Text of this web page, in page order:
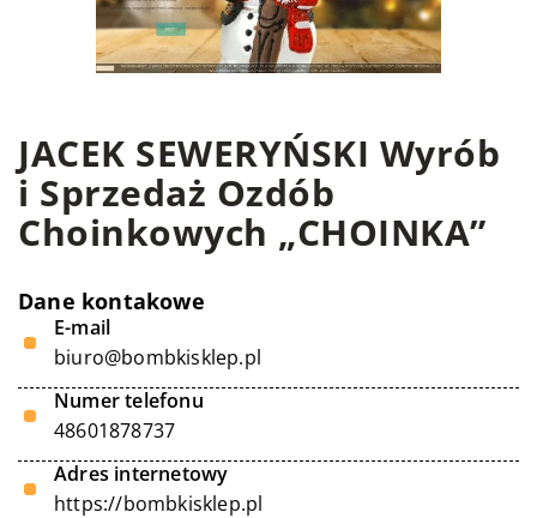
JACEK SEWERYŃSKI Wyrób
i Sprzedaż Ozdób
Choinkowych „CHOINKA”
Dane kontakowe
E-mail
biuro@bombkisklep.pl
Numer telefonu
48601878737
Adres internetowy
https://bombkisklep.pl